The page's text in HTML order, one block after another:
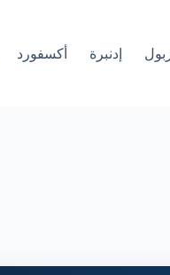
إدنبرة أكسفورد